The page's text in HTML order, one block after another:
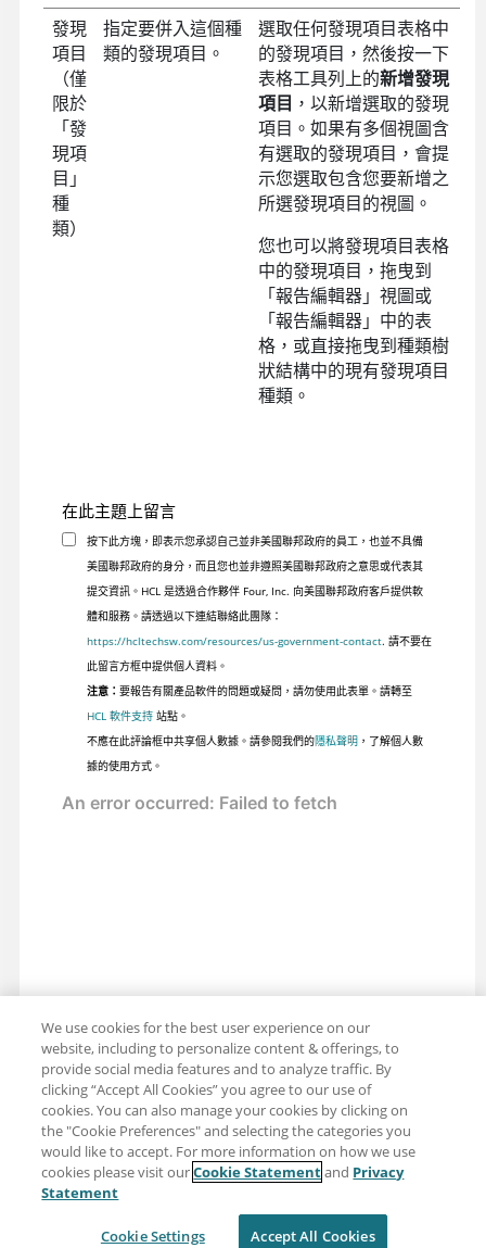
發現
項目
（僅
限於
「發
現項
目」
種
類）
指定要併入這個種
類的發現項目。
選取任何發現項目表格中
的發現項目，然後按一下
表格工具列上的新增發現
項目 ，以新增選取的發現
項目。如果有多個視圖含
有選取的發現項目，會提
示您選取包含您要新增之
所選發現項目的視圖。
您也可以將發現項目表格
中的發現項目，拖曳到
「報告編輯器」視圖或
「報告編輯器」中的表
格，或直接拖曳到種類樹
狀結構中的現有發現項目
種類。
在此主題上留言
按下此方塊，即表示您承認自己並非美國聯邦政府的員工，也並不具備
美國聯邦政府的身分，而且您也並非遵照美國聯邦政府之意思或代表其
提交資訊。HCL 是透過合作夥伴 Four, Inc. 向美國聯邦政府客戶提供軟
體和服務。請透過以下連結聯絡此團隊：
https://hcltechsw.com/resources/us-government-contact. 請不要在
此留言方框中提供個人資料。
注意： 要報告有關產品軟件的問題或疑問，請勿使用此表單。請轉至
HCL 軟件支持站點。
不應在此評論框中共享個人數據。請參閱我們的隱私聲明，了解個人數
據的使用方式。
分享：電子郵件
推特
使用條款
We use cookies for the best user experience on our
website, including to personalize content & offerings, to
provide social media features and to analyze traffic. By
clicking “Accept All Cookies” you agree to our use of
cookies. You can also manage your cookies by clicking on
the "Cookie Preferences" and selecting the categories you
would like to accept. For more information on how we use
cookies please visit ourCookie Statementand Privacy
Statement
Cookie Settings Accept All Cookies